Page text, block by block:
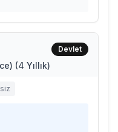
(4 Yıllık)
Devlet